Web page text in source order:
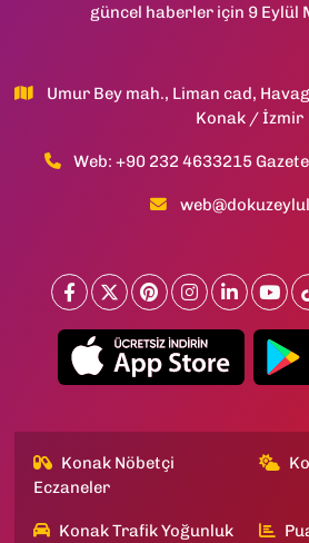
güncel haberler için 9 Eylül
Umur Bey mah., Liman cad,
Konak / İzmir
Web: +90 232 4633215
Konak Nöbetçi
Eczaneler
Konak Trafik Yoğunluk